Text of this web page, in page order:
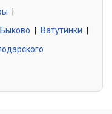
Быково Ватутинки